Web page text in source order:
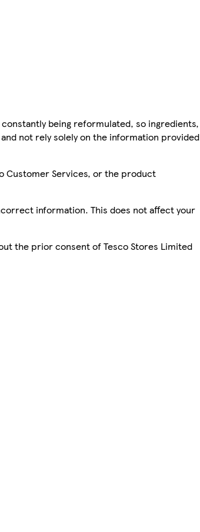
being reformulated, so ingredients,
not rely solely on the information provided
Customer Services, or the product
information. This does not affect your
the prior consent of Tesco Stores Limited